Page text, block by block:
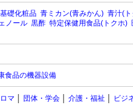
基礎化粧品 青ミカン(青みかん) 青汁(
ノール 黒酢 特定保健用食品(トクホ)
食品の機器設備
マ 団体・学会 介護・福祉
ビジ